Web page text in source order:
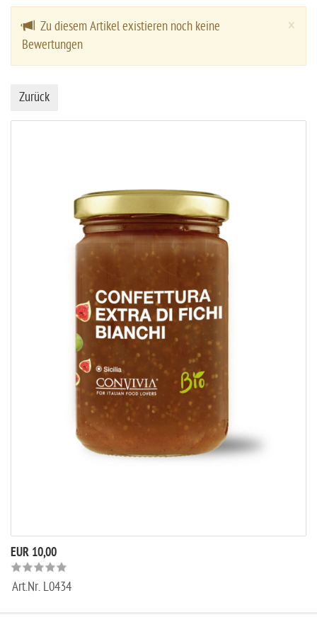
×
Zu diesem Artikel existieren noch keine
Bewertungen
Zurück
EUR 10,00
Art.Nr. L0434